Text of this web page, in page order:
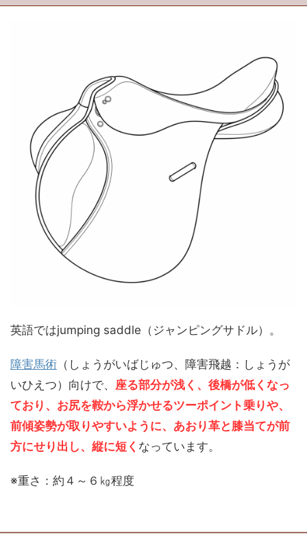
英語ではjumping saddle（ジャンピングサドル）。
障害馬術 （しょうがいばじゅつ、障害飛越：しょうが
いひえつ）向けで、 座る部分が浅く、後橋が低くなっ
ており、お尻を鞍から浮かせるツーポイント乗りや、
前傾姿勢が取りやすいように、あおり革と膝当てが前
方にせり出し、縦に短く なっています。
※重さ：約４～６㎏程度